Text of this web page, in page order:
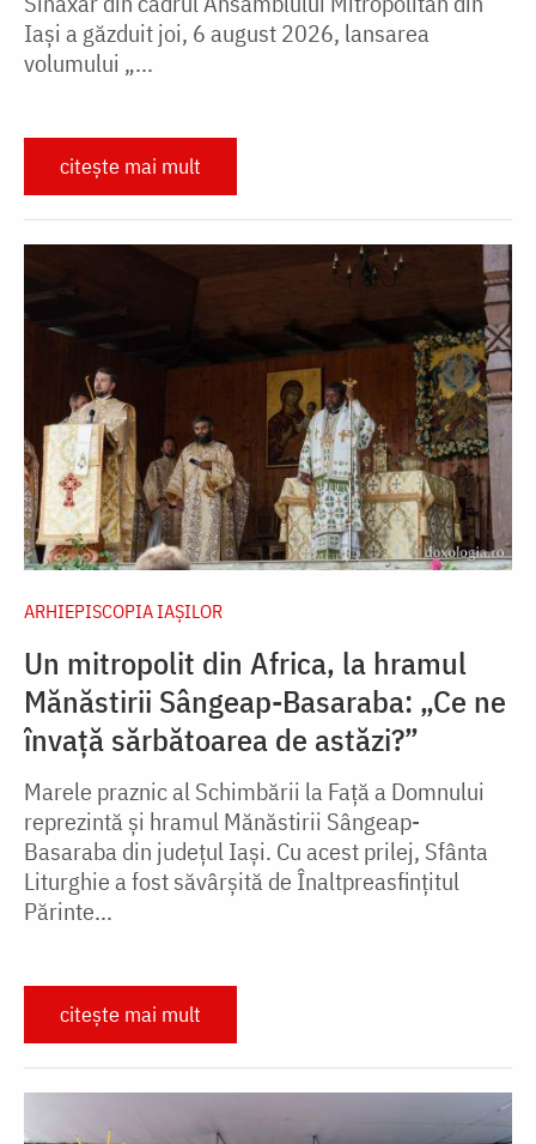
Iași a găzduit joi, 6 august 2026, lansarea
volumului „...
citește mai mult
ARHIEPISCOPIA IAŞILOR
Un mitropolit din Africa, la hramul
Mănăstirii Sângeap-Basaraba: „Ce ne
învață sărbătoarea de astăzi?”
Marele praznic al Schimbării la Față a Domnului
reprezintă și hramul Mănăstirii Sângeap-
Basaraba din județul Iași. Cu acest prilej, Sfânta
Liturghie a fost săvârșită de Înaltpreasfințitul
Părinte...
citește mai mult